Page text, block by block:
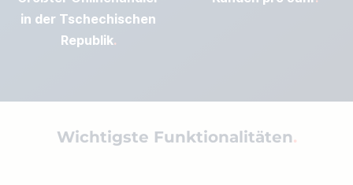
in der Tschechischen
Republik
Wichtigste Funktionalitäten